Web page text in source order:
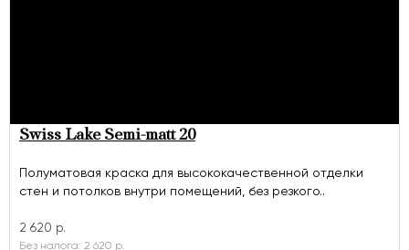
Swiss Lake Semi-matt 20
Полуматовая краска для высококачественной отделки
стен и потолков внутри помещений, без резкого..
2 620 р.
Без налога: 2 620 р.